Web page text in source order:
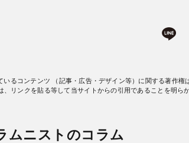
いるコンテンツ （記事・広告・デザイン等）に関する著作
、リンクを貼る等して当サイトからの引用であることを明
ムニストのコラム